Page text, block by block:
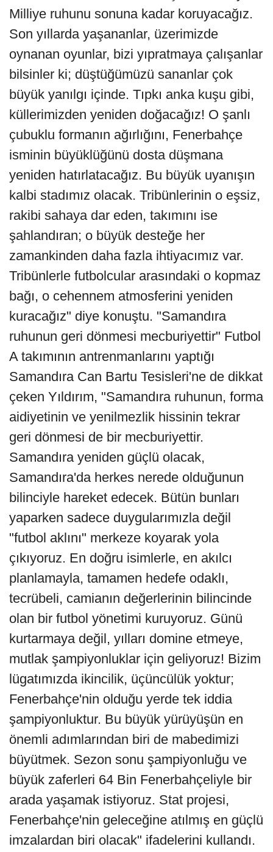
Milliye ruhunu sonuna kadar koruyacağız.
Son yıllarda yaşananlar, üzerimizde
oynanan oyunlar, bizi yıpratmaya çalışanlar
bilsinler ki; düştüğümüzü sananlar çok
büyük yanılgı içinde. Tıpkı anka kuşu gibi,
küllerimizden yeniden doğacağız! O şanlı
çubuklu formanın ağırlığını, Fenerbahçe
isminin büyüklüğünü dosta düşmana
yeniden hatırlatacağız. Bu büyük uyanışın
kalbi stadımız olacak. Tribünlerinin o eşsiz,
rakibi sahaya dar eden, takımını ise
şahlandıran; o büyük desteğe her
zamankinden daha fazla ihtiyacımız var.
Tribünlerle futbolcular arasındaki o kopmaz
bağı, o cehennem atmosferini yeniden
kuracağız" diye konuştu. "Samandıra
ruhunun geri dönmesi mecburiyettir" Futbol
A takımının antrenmanlarını yaptığı
Samandıra Can Bartu Tesisleri'ne de dikkat
çeken Yıldırım, "Samandıra ruhunun, forma
aidiyetinin ve yenilmezlik hissinin tekrar
geri dönmesi de bir mecburiyettir.
Samandıra yeniden güçlü olacak,
Samandıra'da herkes nerede olduğunun
bilinciyle hareket edecek. Bütün bunları
yaparken sadece duygularımızla değil
"futbol aklını" merkeze koyarak yola
çıkıyoruz. En doğru isimlerle, en akılcı
planlamayla, tamamen hedefe odaklı,
tecrübeli, camianın değerlerinin bilincinde
olan bir futbol yönetimi kuruyoruz. Günü
kurtarmaya değil, yılları domine etmeye,
mutlak şampiyonluklar için geliyoruz! Bizim
lügatımızda ikincilik, üçüncülük yoktur;
Fenerbahçe'nin olduğu yerde tek iddia
şampiyonluktur. Bu büyük yürüyüşün en
önemli adımlarından biri de mabedimizi
büyütmek. Sezon sonu şampiyonluğu ve
büyük zaferleri 64 Bin Fenerbahçeliyle bir
arada yaşamak istiyoruz. Stat projesi,
Fenerbahçe'nin geleceğine atılmış en güçlü
imzalardan biri olacak" ifadelerini kullandı.